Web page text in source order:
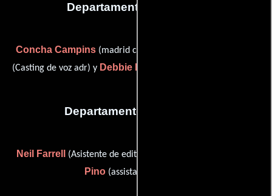
Departamento de reparto
Concha Campins (madrid casting),
(Casting de voz adr) y Debbie McWilliams
Departamento de editorial
Neil Farrell (Asistente de editor de película) y
Pino (assistant editor (u))